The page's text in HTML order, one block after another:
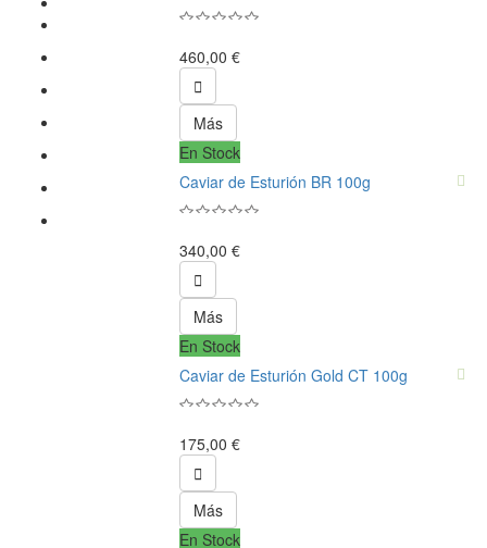
460,00 €

Más
En Stock
Caviar de Esturión BR 100g
340,00 €

Más
En Stock
Caviar de Esturión Gold CT 100g
175,00 €

Más
En Stock